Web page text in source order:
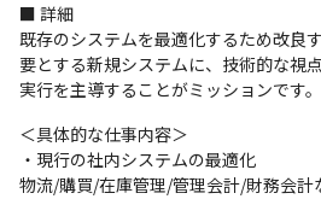
■ 詳細
既存のシステムを最適化するため改良
要とする新規システムに、技術的な視
実行を主導することがミッションです。
＜具体的な仕事内容＞
・現行の社内システムの最適化
物流/購買/在庫管理/管理会計/財務会計